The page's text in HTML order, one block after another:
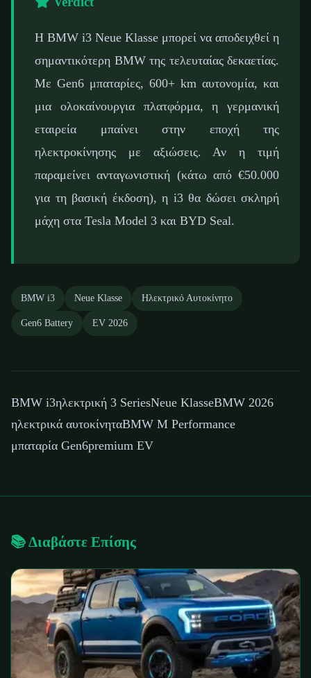
Η BMW i3 Neue Klasse μπορεί να αποδειχθεί η
σημαντικότερη BMW της τελευταίας δεκαετίας.
Με Gen6 μπαταρίες, 600+ km αυτονομία, και
μια ολοκαίνουργια πλατφόρμα, η γερμανική
εταιρεία μπαίνει στην εποχή της
ηλεκτροκίνησης με αξιώσεις. Αν η τιμή
παραμείνει ανταγωνιστική (κάτω από €50.000
για τη βασική έκδοση), η i3 θα δώσει σκληρή
μάχη στα Tesla Model 3 και BYD Seal.
BMW i3 Neue Klasse Ηλεκτρικό Αυτοκίνητο
Gen6 Battery EV 2026
BMW i3ηλεκτρική 3 SeriesNeue KlasseBMW 2026
ηλεκτρικά αυτοκίνηταBMW M Performance
μπαταρία Gen6premium EV
📚 Διαβάστε Επίσης